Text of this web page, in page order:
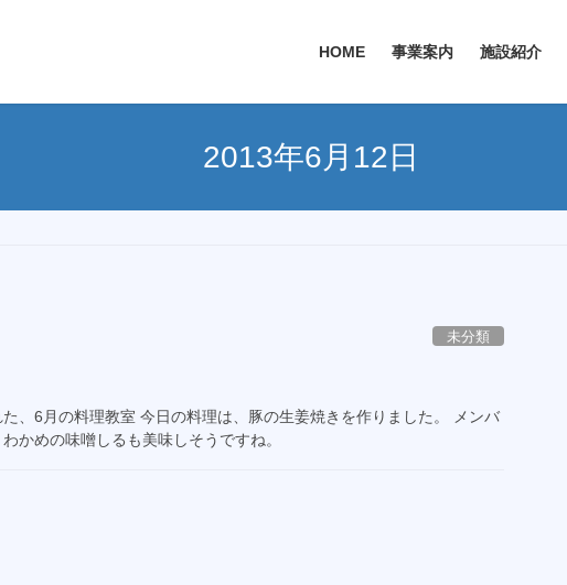
HOME 事業案内 施設紹介
2013年6月12日
未分類
、6月の料理教室 今日の料理は、豚の生姜焼きを作りました。 メンバ
かめの味噌しるも美味しそうですね。